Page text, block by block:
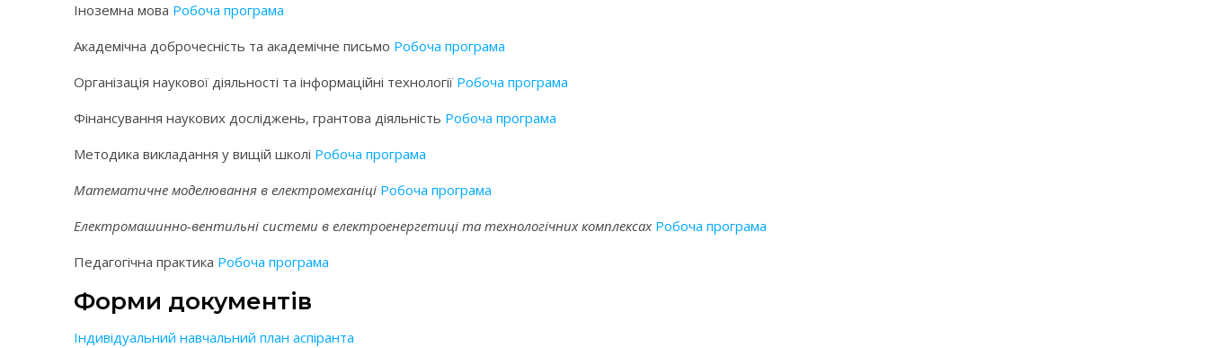
Іноземна мова Робоча програма
Академічна доброчесність та академічне письмо Робоча програма
Організація наукової діяльності та інформаційні технології Робоча програма
Фінансування наукових досліджень, грантова діяльність Робоча програма
Методика викладання у вищій школі Робоча програма
Математичне моделювання в електромеханіці Робоча програма
Електромашинно-вентильні системи в електроенергетиці та технологічних комплексах Робоча програма
Педагогічна практика Робоча програма
Форми документів
Індивідуальний навчальний план аспіранта